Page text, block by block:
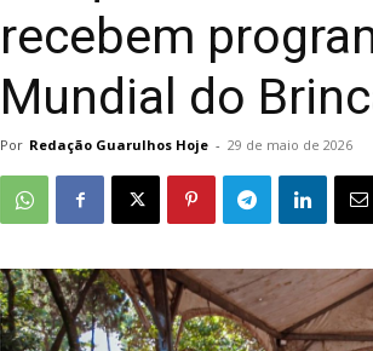
recebem
Mundial do
Por Redação Guarulhos Hoje - 29 de maio de 2026